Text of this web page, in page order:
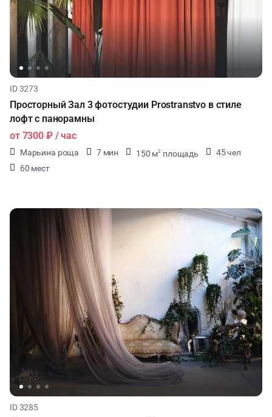
ID 3273
Просторный Зал 3 фотостудии Prostranstvo в стиле
лофт с панорамны
от 7300 ₽/ час
Марьина роща 7 мин 150 м2 площадь
45 чел
60 мест
ID 3285